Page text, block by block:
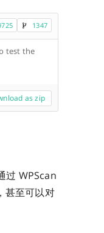
1347
test the
as zip
过 WPScan
甚至可以对